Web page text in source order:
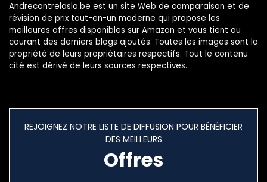
Andrecontrelasla.be est un site Web de comparaison et de
révision de prix tout-en-un moderne qui propose les
meilleures offres disponibles sur Amazon et vous tient au
courant des derniers blogs ajoutés. Toutes les images sont la
propriété de leurs propriétaires respectifs. Tout le contenu
cité est dérivé de leurs sources respectives.
REJOIGNEZ NOTRE LISTE DE DIFFUSION POUR BÉNÉFICIER
DES MEILLEURS
Offres